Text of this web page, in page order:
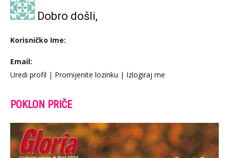
Dobro došli,
Korisničko Ime:
Email:
Uredi profil | Promijenite lozinku | Izlogiraj me
POKLON PRIČE